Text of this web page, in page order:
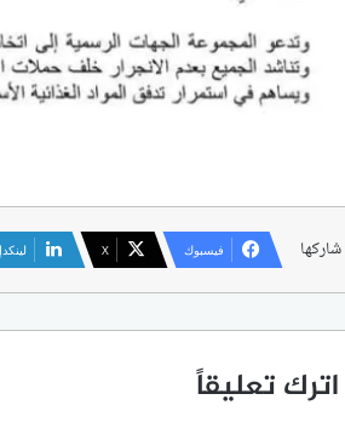
شاركها فيسبوك ‫X
اترك تعليقاً